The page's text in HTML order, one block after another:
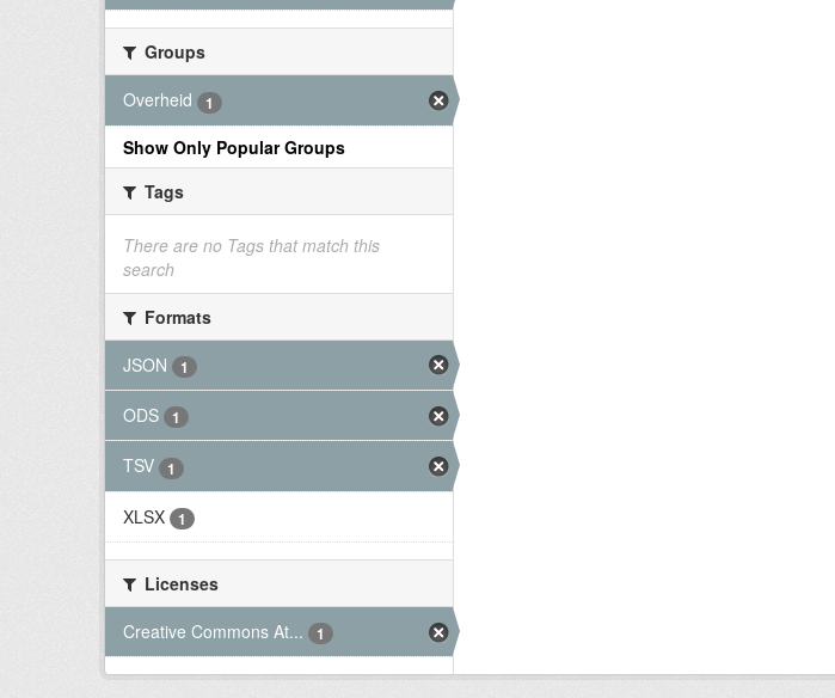
Groups
Overheid
1
Show Only Popular Groups
Tags
There are no Tags that match this
search
Formats
JSON
1
ODS 1
TSV 1
XLSX 1
Licenses
Creative Commons At...
1